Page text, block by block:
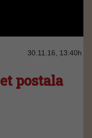
30.11.16, 13:40h
postala